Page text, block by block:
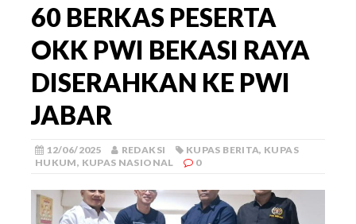
60 BERKAS PESERTA
OKK PWI BEKASI RAYA
DISERAHKAN KE PWI
JABAR
12/06/2025 REDAKSI KUPAS BERITA, KUPAS
HUKUM, KUPAS NASIONAL 0